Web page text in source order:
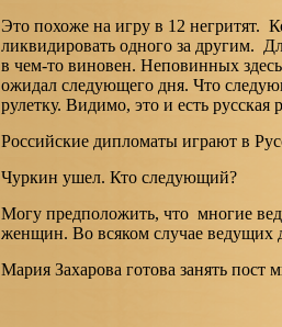
Это похоже на игру в 12 негритят.
ликвидировать одного за другим.
в чем-то виновен. Неповинных
ожидал следующего дня. Что
рулетку. Видимо, это и есть русская
Российские дипломаты играют в
Чуркин ушел. Кто следующий?
Могу предположить, что многие
женщин. Во всяком случае ведущих
Мария Захарова готова занять пост